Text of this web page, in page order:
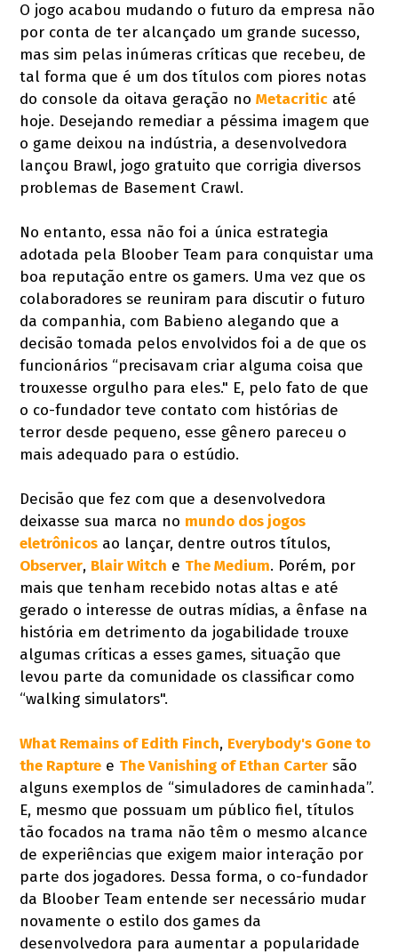
O jogo acabou mudando o futuro da empresa não
por conta de ter alcançado um grande sucesso,
mas sim pelas inúmeras críticas que recebeu, de
tal forma que é um dos títulos com piores notas
do console da oitava geração noMetacritic até
hoje. Desejando remediar a péssima imagem que
o game deixou na indústria, a desenvolvedora
lançou Brawl, jogo gratuito que corrigia diversos
problemas de Basement Crawl.
No entanto, essa não foi a única estrategia
adotada pela Bloober Team para conquistar uma
boa reputação entre os gamers. Uma vez que os
colaboradores se reuniram para discutir o futuro
da companhia, com Babieno alegando que a
decisão tomada pelos envolvidos foi a de que os
funcionários “precisavam criar alguma coisa que
trouxesse orgulho para eles." E, pelo fato de que
o co-fundador teve contato com histórias de
terror desde pequeno, esse gênero pareceu o
mais adequado para o estúdio.
Decisão que fez com que a desenvolvedora
deixasse sua marca no mundo dos jogos
eletrônicos ao lançar, dentre outros títulos,
Observer, Blair Witch e The Medium. Porém, por
mais que tenham recebido notas altas e até
gerado o interesse de outras mídias, a ênfase na
história em detrimento da jogabilidade trouxe
algumas críticas a esses games, situação que
levou parte da comunidade os classificar como
“walking simulators".
What Remains of Edith Finch, Everybody's Gone to
the Rapture e The Vanishing of Ethan Carter são
alguns exemplos de “simuladores de caminhada”.
E, mesmo que possuam um público fiel, títulos
tão focados na trama não têm o mesmo alcance
de experiências que exigem maior interação por
parte dos jogadores. Dessa forma, o co-fundador
da Bloober Team entende ser necessário mudar
novamente o estilo dos games da
desenvolvedora para aumentar a popularidade